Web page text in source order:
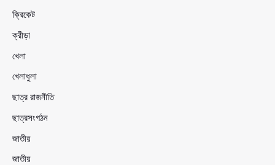
ক্রিকেট
ক্রীড়া
খেলা
খেলাধুলা
ছাত্র রাজনীতি
ছাত্রসংগঠন
জাতীয়
জাতীয়